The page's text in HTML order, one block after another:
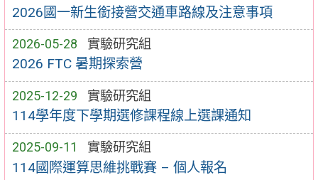
2026國一新生銜接營交通車路線及注意事項
2026-05-28 實驗研究組
2026 FTC 暑期探索營
2025-12-29 實驗研究組
114學年度下學期選修課程線上選課通知
2025-09-11 實驗研究組
114國際運算思維挑戰賽 – 個人報名